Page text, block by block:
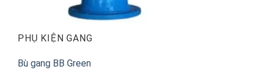
PHỤ KIỆN GANG
Bù gang BB Green